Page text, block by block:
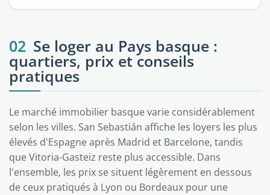
02 Se loger au Pays basque :
quartiers, prix et conseils
pratiques
Le marché immobilier basque varie considérablement
selon les villes. San Sebastián affiche les loyers les plus
élevés d'Espagne après Madrid et Barcelone, tandis
que Vitoria-Gasteiz reste plus accessible. Dans
l'ensemble, les prix se situent légèrement en dessous
de ceux pratiqués à Lyon ou Bordeaux pour une